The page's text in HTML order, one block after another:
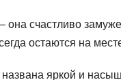
счастливо
остаются на
яркой и